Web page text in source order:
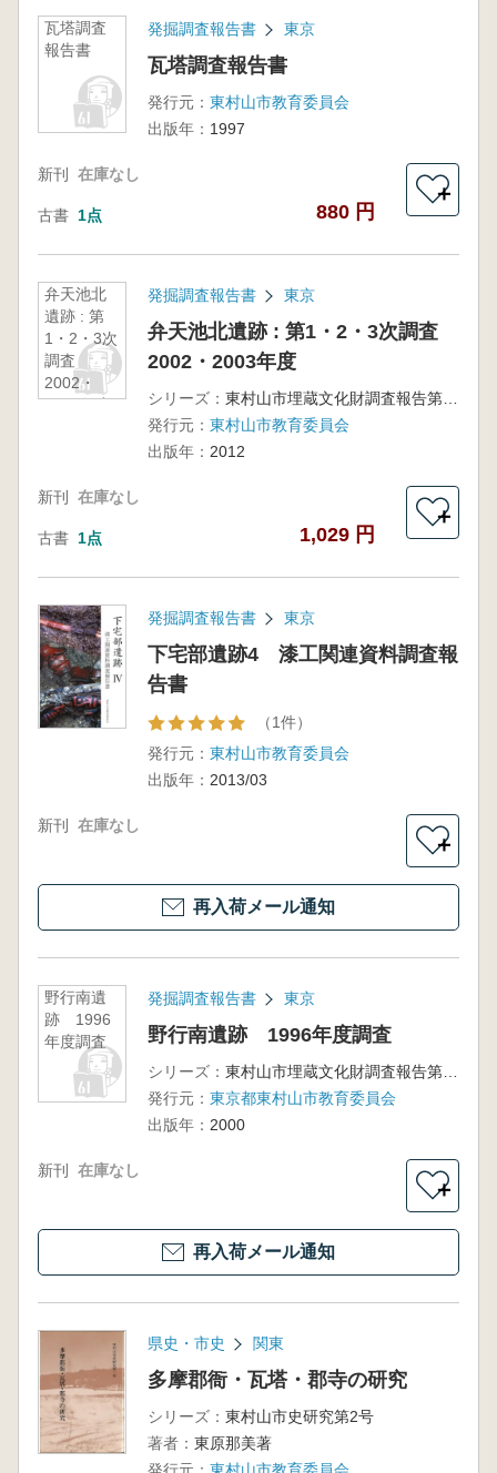
瓦塔調査
報告書
発掘調査報告書 東京
瓦塔調査報告書
発行元： 東村山市教育委員会
出版年： 1997
新刊 在庫なし
古書 1点 880 円
＋
弁天池北
遺跡 : 第
1・2・3次
調査
2002・
2003年度
発掘調査報告書 東京
弁天池北遺跡 : 第1・2・3次調査
2002・2003年度
シリーズ：
東村山市埋蔵文化財調査報告第8集
発行元： 東村山市教育委員会
出版年： 2012
新刊 在庫なし
古書 1点 1,029 円
＋
発掘調査報告書 東京
下宅部遺跡4 漆工関連資料調査報
告書
（1件）
発行元： 東村山市教育委員会
出版年： 2013/03
新刊 在庫なし
＋
再入荷メール通知
野行南遺
跡 1996
年度調査
発掘調査報告書 東京
野行南遺跡 1996年度調査
シリーズ：
東村山市埋蔵文化財調査報告第6集
発行元： 東京都東村山市教育委員会
出版年： 2000
新刊 在庫なし
＋
再入荷メール通知
県史・市史 関東
多摩郡衙・瓦塔・郡寺の研究
シリーズ： 東村山市史研究第2号
著者： 東原那美著